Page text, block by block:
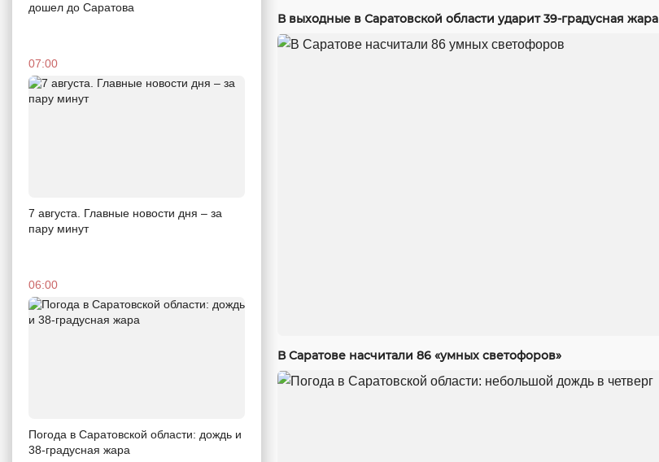
дошел до Саратова
07:00
7 августа. Главные новости дня – за
пару минут
06:00
Погода в Саратовской области: дождь и
38-градусная жара
В выходные в Саратовской области ударит 39-градусная жара
В Саратове насчитали 86 «умных светофоров»